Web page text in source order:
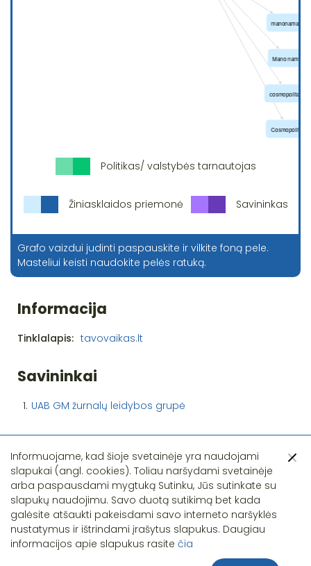
Politikas/ valstybės tarnautojas
Žiniasklaidos priemonė Savininkas
Grafo vaizdui judinti paspauskite ir vilkite foną pele.
Masteliui keisti naudokite pelės ratuką.
Informacija
Tinklalapis: tavovaikas.lt
Savininkai
1. UAB GM žurnalų leidybos grupė
Pastebėjote klaidą?
Informuojame, kad šioje svetainėje yra naudojami
slapukai (angl. cookies). Toliau naršydami svetainėje
arba paspausdami mygtuką Sutinku, Jūs sutinkate su
slapukų naudojimu. Savo duotą sutikimą bet kada
galėsite atšaukti pakeisdami savo interneto naršyklės
nustatymus ir ištrindami įrašytus slapukus. Daugiau
informacijos apie slapukus rasite čia